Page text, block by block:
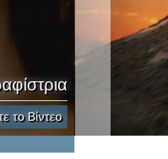
το Βίντεο